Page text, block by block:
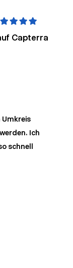
Capterra
Umkreis
Ich
schnell